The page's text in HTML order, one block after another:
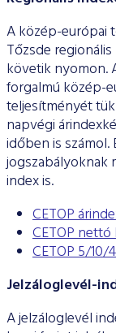
ESG
A közép-európai
Tőzsde
követik nyomon.
forgalmú közép-
teljesítményét
napvégi
időben is számol.
jogszabályoknak
index is.
CETOP
CETOP nettó
CETOP 5/10/
Jelzáloglevél-
A jelzáloglevél